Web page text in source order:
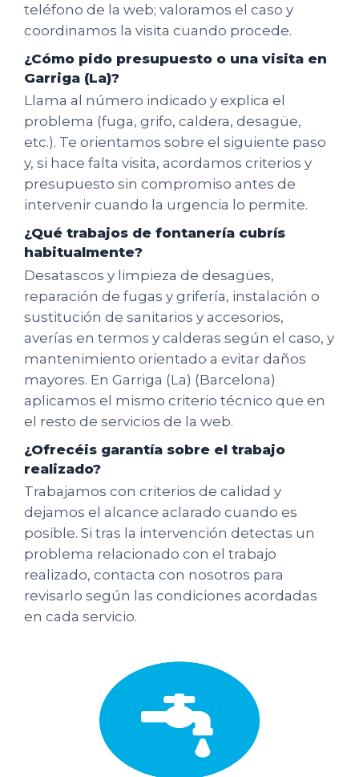
teléfono de la web; valoramos el caso y
coordinamos la visita cuando procede.
¿Cómo pido presupuesto o una visita en
Garriga (La)?
Llama al número indicado y explica el
problema (fuga, grifo, caldera, desagüe,
etc.). Te orientamos sobre el siguiente paso
y, si hace falta visita, acordamos criterios y
presupuesto sin compromiso antes de
intervenir cuando la urgencia lo permite.
¿Qué trabajos de fontanería cubrís
habitualmente?
Desatascos y limpieza de desagües,
reparación de fugas y grifería, instalación o
sustitución de sanitarios y accesorios,
averías en termos y calderas según el caso, y
mantenimiento orientado a evitar daños
mayores. En Garriga (La) (Barcelona)
aplicamos el mismo criterio técnico que en
el resto de servicios de la web.
¿Ofrecéis garantía sobre el trabajo
realizado?
Trabajamos con criterios de calidad y
dejamos el alcance aclarado cuando es
posible. Si tras la intervención detectas un
problema relacionado con el trabajo
realizado, contacta con nosotros para
revisarlo según las condiciones acordadas
en cada servicio.